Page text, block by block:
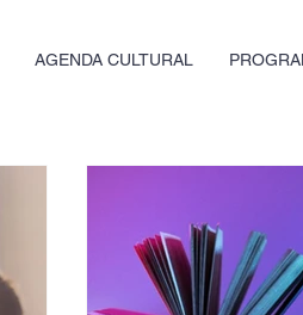
AGENDA CULTURAL